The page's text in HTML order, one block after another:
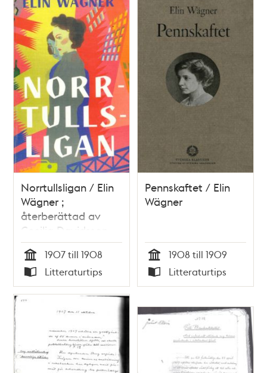
Norrtullsligan / Elin
Wägner ;
återberättad av
Cecilia Davidsson
Tid
1907 till 1908
Typ
Litteraturtips
Pennskaftet / Elin
Wägner
Tid
1908 till 1909
Typ
Litteraturtips